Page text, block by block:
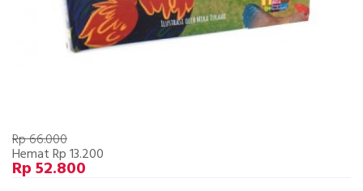
Rp 66.000
Hemat Rp 13.200
Rp 52.800